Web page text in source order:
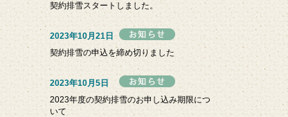
契約排雪スタートしました。
2023年10月21日
契約排雪の申込を締め切りました
2023年10月5日
2023年度の契約排雪のお申し込み期限につ
いて